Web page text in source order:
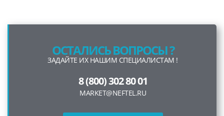
ОСТАЛИСЬ ВОПРОСЫ ?
ЗАДАЙТЕ ИХ НАШИМ СПЕЦИАЛИСТАМ !
8 (800) 302 80 01
MARKET@NEFTEL.RU